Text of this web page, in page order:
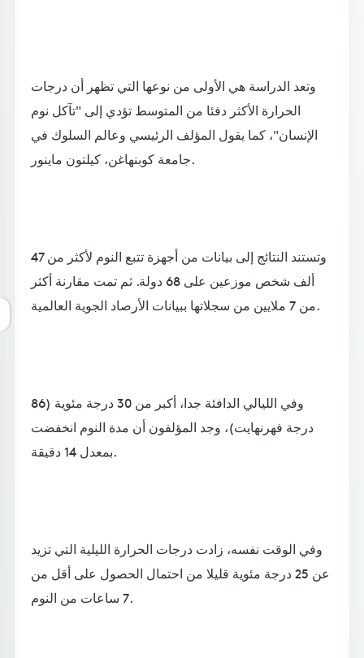
وتعد الدراسة هي الأولى من نوعها التي تظهر أن درجات
الحرارة الأكثر دفئا من المتوسط تؤدي إلى "تآكل نوم
الإنسان"، كما يقول المؤلف الرئيسي وعالم السلوك في
جامعة كوبنهاغن، كيلتون ماينور.
وتستند النتائج إلى بيانات من أجهزة تتبع النوم لأكثر من 47
ألف شخص موزعين على 68 دولة. ثم تمت مقارنة أكثر
من 7 ملايين من سجلاتها ببيانات الأرصاد الجوية العالمية.
وفي الليالي الدافئة جدا، أكبر من 30 درجة مئوية (86
درجة فهرنهايت)، وجد المؤلفون أن مدة النوم انخفضت
بمعدل 14 دقيقة.
وفي الوقت نفسه، زادت درجات الحرارة الليلية التي تزيد
عن 25 درجة مئوية قليلا من احتمال الحصول على أقل من
7 ساعات من النوم.